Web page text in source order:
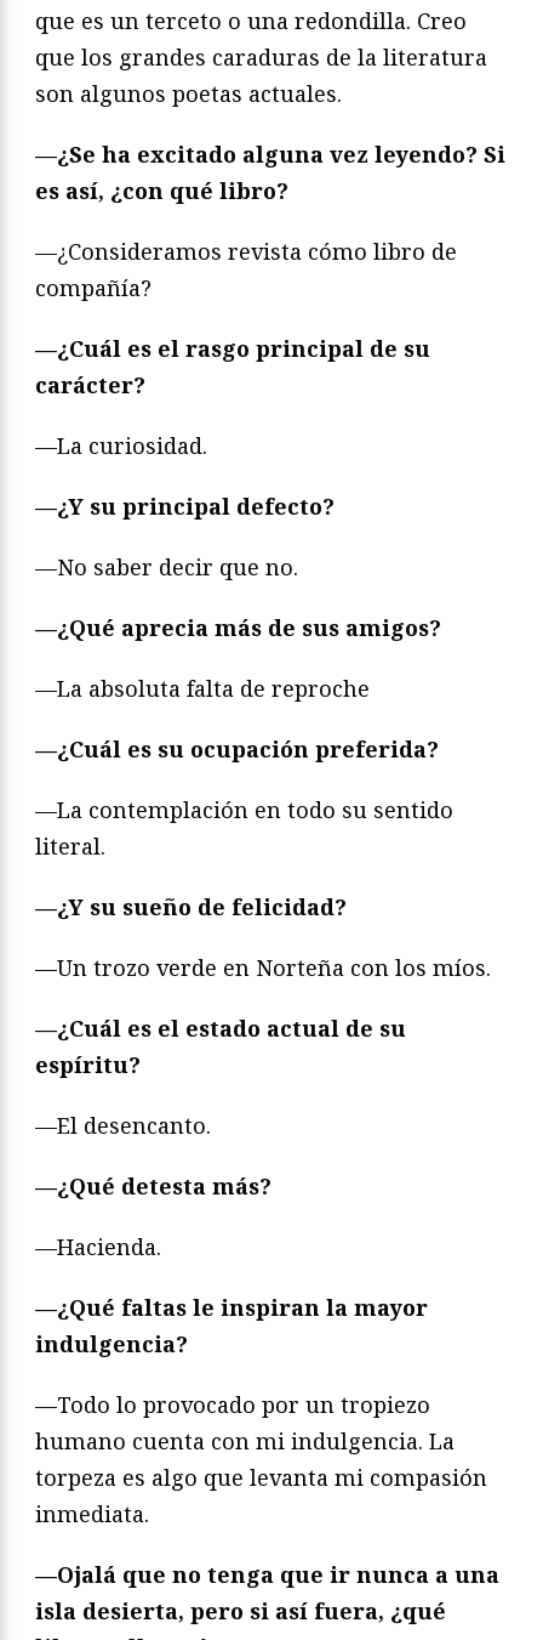
que es un terceto o una redondilla. Creo
que los grandes caraduras de la literatura
son algunos poetas actuales.
—¿Se ha excitado alguna vez leyendo? Si
es así, ¿con qué libro?
—¿Consideramos revista cómo libro de
compañía?
—¿Cuál es el rasgo principal de su
carácter?
—La curiosidad.
—¿Y su principal defecto?
—No saber decir que no.
—¿Qué aprecia más de sus amigos?
—La absoluta falta de reproche
—¿Cuál es su ocupación preferida?
—La contemplación en todo su sentido
literal.
—¿Y su sueño de felicidad?
—Un trozo verde en Norteña con los míos.
—¿Cuál es el estado actual de su
espíritu?
—El desencanto.
—¿Qué detesta más?
—Hacienda.
—¿Qué faltas le inspiran la mayor
indulgencia?
—Todo lo provocado por un tropiezo
humano cuenta con mi indulgencia. La
torpeza es algo que levanta mi compasión
inmediata.
—Ojalá que no tenga que ir nunca a una
isla desierta, pero si así fuera, ¿qué